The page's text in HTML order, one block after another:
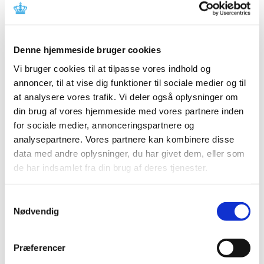
Denne hjemmeside bruger cookies
Vi bruger cookies til at tilpasse vores indhold og
annoncer, til at vise dig funktioner til sociale medier og til
at analysere vores trafik. Vi deler også oplysninger om
din brug af vores hjemmeside med vores partnere inden
for sociale medier, annonceringspartnere og
analysepartnere. Vores partnere kan kombinere disse
data med andre oplysninger, du har givet dem, eller som
de har indsamlet fra din brug af deres tjenester.
Nødvendig
Præferencer
lovændring af forordningen om medicinsk udstyr, som…
perioden 17. december 2021 til 31. december
2022 (offentlighedsordning)
|5. januar 2023 |
Det følger af whistleblowerloven, at myndigheder
omfattet af reglerne om aktindsigt i offentlighedsloven…
Opdatering af produktresumeer på grund af
ændrede ATC-koder for 2023
…
vejledning om decentrale kliniske forsøg